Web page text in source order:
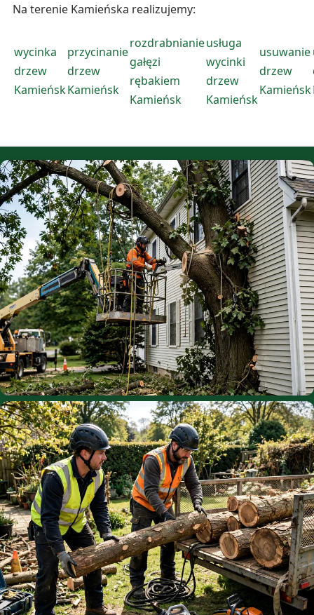
Na terenie Kamieńska realizujemy:
wycinka
drzew
Kamieńsk
przycinanie
drzew
Kamieńsk
rozdrabnianie
gałęzi
rębakiem
Kamieńsk
usługa
wycinki
drzew
Kamieńsk
usuwanie
drzew
Kamieńsk